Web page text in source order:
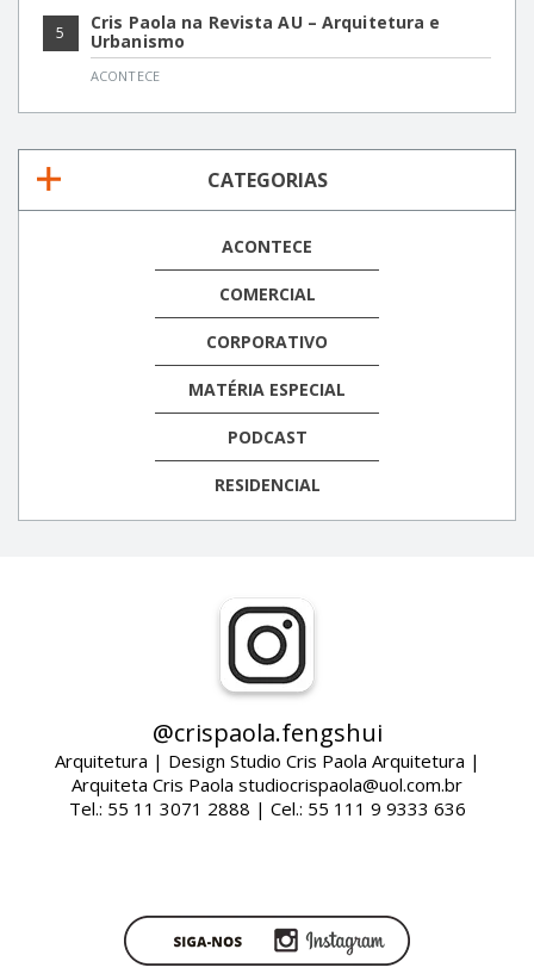
5
Cris Paola na Revista AU – Arquitetura e
Urbanismo
ACONTECE
CATEGORIAS
ACONTECE
COMERCIAL
CORPORATIVO
MATÉRIA ESPECIAL
PODCAST
RESIDENCIAL
@crispaola.fengshui
Arquitetura | Design Studio Cris Paola Arquitetura |
Arquiteta Cris Paola studiocrispaola@uol.com.br
Tel.: 55 11 3071 2888 | Cel.: 55 111 9 9333 636